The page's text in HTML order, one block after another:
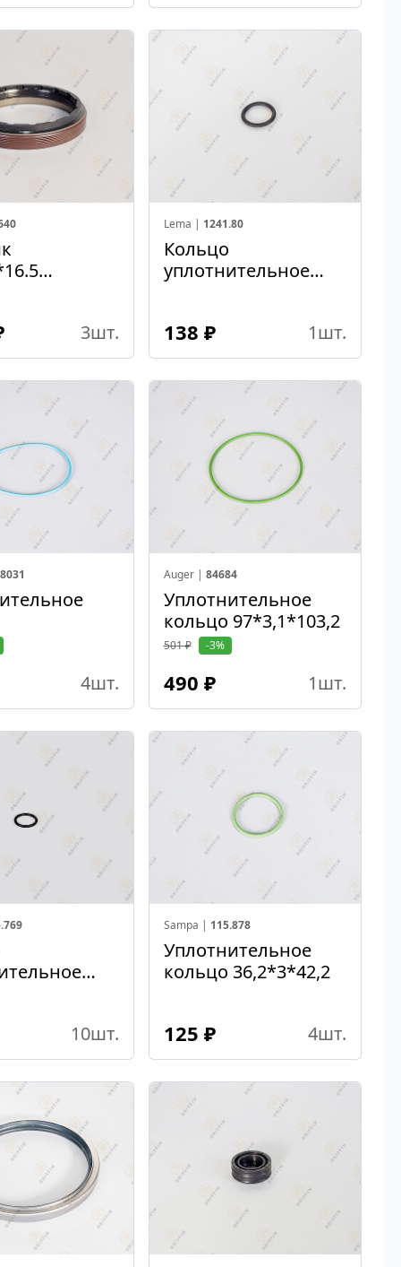
3шт.
Lema | 1241.80
Кольцо
уплотнительное
138 ₽ 1шт.
4шт.
Auger | 84684
Уплотнительное
кольцо 97*3,1*103,2
501 ₽ -3%
490 ₽ 1шт.
10шт.
Sampa | 115.878
Уплотнительное
кольцо 36,2*3*42,2
125 ₽ 4шт.